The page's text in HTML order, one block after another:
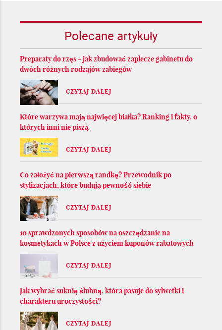
Polecane artykuły
Preparaty do rzęs - jak zbudować zaplecze gabinetu do
dwóch różnych rodzajów zabiegów
CZYTAJ DALEJ
Które warzywa mają najwięcej białka? Ranking i fakty, o
których inni nie piszą
CZYTAJ DALEJ
Co założyć na pierwszą randkę? Przewodnik po
stylizacjach, które budują pewność siebie
CZYTAJ DALEJ
10 sprawdzonych sposobów na oszczędzanie na
kosmetykach w Polsce z użyciem kuponów rabatowych
CZYTAJ DALEJ
Jak wybrać suknię ślubną, która pasuje do sylwetki i
charakteru uroczystości?
CZYTAJ DALEJ